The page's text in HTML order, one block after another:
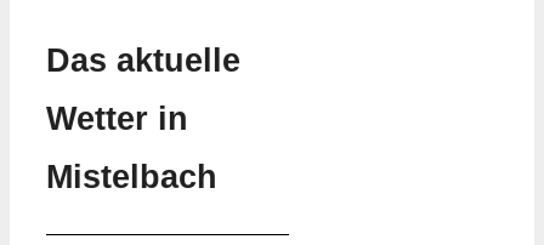
Das aktuelle
Wetter in
Mistelbach